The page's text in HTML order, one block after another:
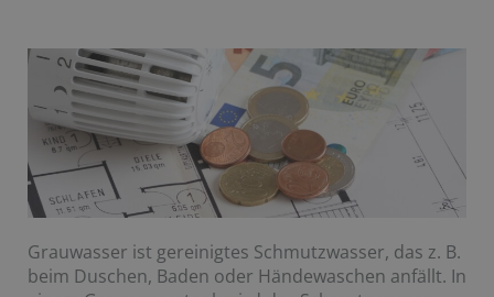
Grauwasser ist gereinigtes Schmutzwasser, das z. B.
beim Duschen, Baden oder Händewaschen anfällt. In